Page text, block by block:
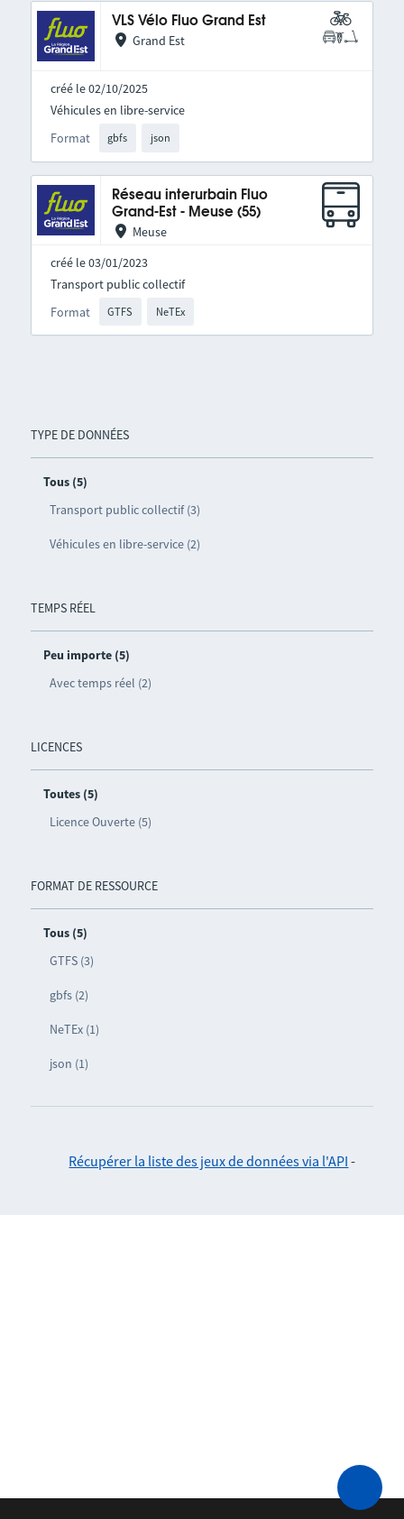
TYPE DE DONNÉES
Tous (5)
Transport public collectif (3)
Véhicules en libre-service (2)
TEMPS RÉEL
Peu importe (5)
Avec temps réel (2)
LICENCES
Toutes (5)
Licence Ouverte (5)
FORMAT DE RESSOURCE
Tous (5)
GTFS (3)
gbfs (2)
NeTEx (1)
json (1)
VLS Vélo Fluo Grand Est
Grand Est
créé le 02/10/2025
Format gbfs json
Véhicules en libre-service
Réseau interurbain Fluo
Grand-Est - Meuse (55)
Meuse
créé le 03/01/2023
Format GTFS NeTEx
Transport public collectif
Récupérer la liste des jeux de données via l'API -